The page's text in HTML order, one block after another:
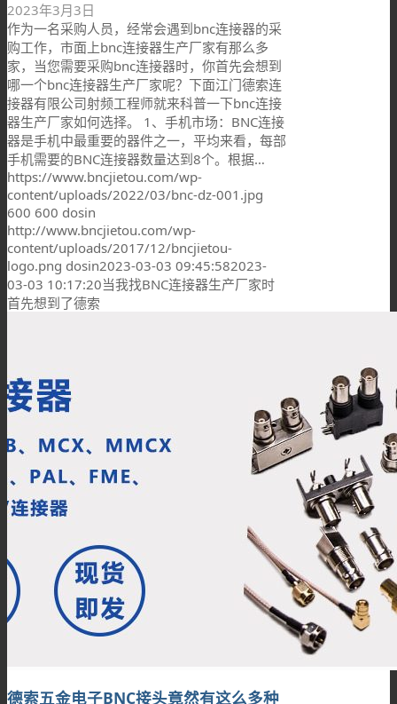
2023年3月3日
作为一名采购人员，经常会遇到bnc连接器的采
购工作，市面上bnc连接器生产厂家有那么多
家，当您需要采购bnc连接器时，你首先会想到
哪一个bnc连接器生产厂家呢？下面江门德索连
接器有限公司射频工程师就来科普一下bnc连接
器生产厂家如何选择。 1、手机市场：BNC连接
器是手机中最重要的器件之一，平均来看，每部
手机需要的BNC连接器数量达到8个。根据…
https://www.bncjietou.com/wp-
content/uploads/2022/03/bnc-dz-001.jpg
600 600 dosin
http://www.bncjietou.com/wp-
content/uploads/2017/12/bncjietou-
logo.png dosin2023-03-03 09:45:582023-
03-03 10:17:20当我找BNC连接器生产厂家时
首先想到了德索
德索五金电子BNC接头竟然有这么多种